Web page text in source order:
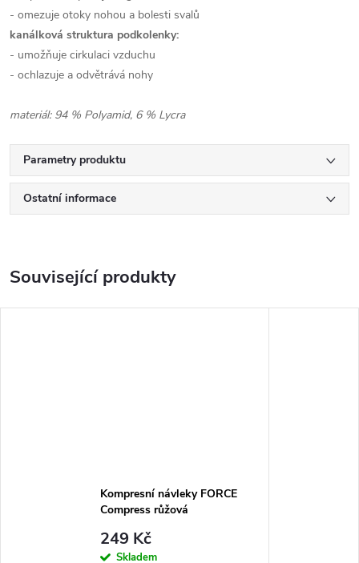
- omezuje otoky nohou a bolesti svalů
kanálková struktura podkolenky:
- umožňuje cirkulaci vzduchu
- ochlazuje a odvětrává nohy
materiál: 94 % Polyamid, 6 % Lycra
Parametry produktu
Ostatní informace
Související produkty
Kompresní návleky FORCE
Compress růžová
249 Kč
Skladem